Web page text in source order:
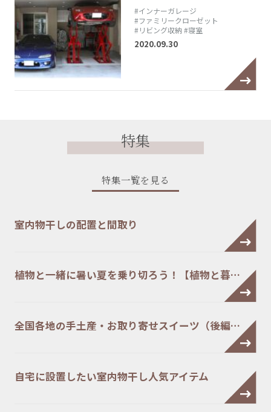
#インナーガレージ
#ファミリークローゼット
#リビング収納 #寝室
2020.09.30
特集
特集一覧を見る
室内物干しの配置と間取り
植物と一緒に暑い夏を乗り切ろう！【植物と暮…
全国各地の手土産・お取り寄せスイーツ（後編…
自宅に設置したい室内物干し人気アイテム